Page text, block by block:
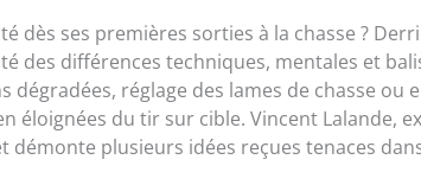
dès ses premières sorties à la chasse ?
des différences techniques, mentales et
réglage des lames de chasse ou
éloignées du tir sur cible. Vincent Lalande,
démonte plusieurs idées reçues tenaces